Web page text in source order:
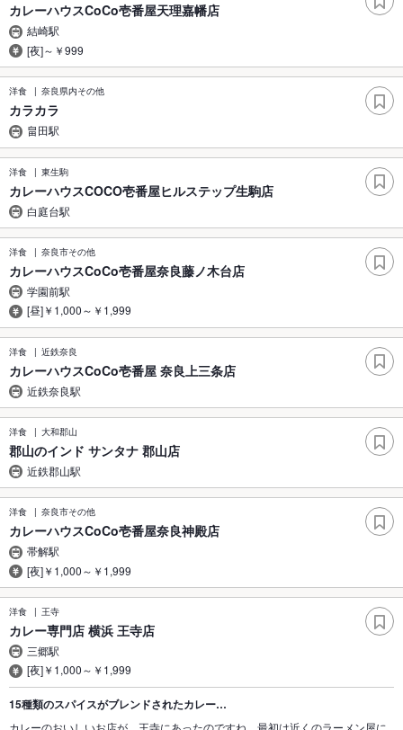
カレーハウスCoCo壱番屋天理嘉幡店
結崎駅
[夜]～￥999
洋食 奈良県内その他
カラカラ
畠田駅
洋食 東生駒
カレーハウスCOCO壱番屋ヒルステップ生駒店
白庭台駅
洋食 奈良市その他
カレーハウスCoCo壱番屋奈良藤ノ木台店
学園前駅
[昼]￥1,000～￥1,999
洋食 近鉄奈良
カレーハウスCoCo壱番屋 奈良上三条店
近鉄奈良駅
洋食 大和郡山
郡山のインド サンタナ 郡山店
近鉄郡山駅
洋食 奈良市その他
カレーハウスCoCo壱番屋奈良神殿店
帯解駅
[夜]￥1,000～￥1,999
洋食 王寺
カレー専門店 横浜 王寺店
三郷駅
[夜]￥1,000～￥1,999
15種類のスパイスがブレンドされたカレー…
カレーのおいしいお店が、王寺にあったのですね。最初は近くのラーメン屋に